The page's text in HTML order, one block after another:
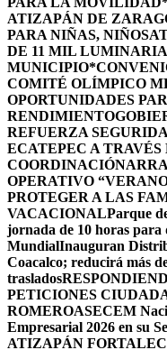
ATIZAPÁN DE
PARA NIÑAS, NIÑOS
DE 11 MIL
MUNICIPIO*
COMITÉ OLÍMPICO
OPORTUNIDADES
RENDIMIENTO
REFUERZA
ECATEPEC A
COORDINACIÓN
OPERATIVO
PROTEGER A LAS
VACACIONALParque
jornada de 10 horas
MundialInauguran
Coacalco; reducirá más
traslados
PETICIONES
ROMEROASECEM
Empresarial 2026 en su
ATIZAPÁN